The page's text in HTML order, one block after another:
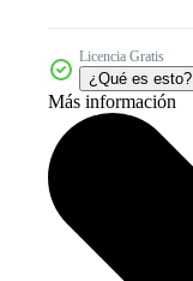
Licencia Gratis
¿Qué es esto?
Más información